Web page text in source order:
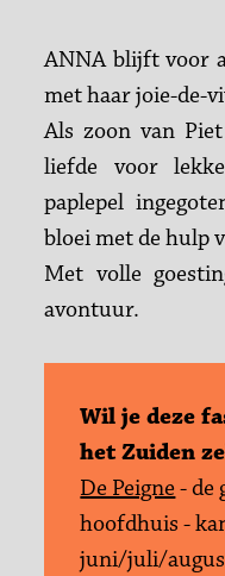
ANNA blijft voor
met haar joie-de-
Als zoon van
liefde voor
paplepel
bloei met de hulp
Met volle
avontuur.
Wil je deze
het Zuiden
De Peigne- de
hoofdhuis -
juni/juli/